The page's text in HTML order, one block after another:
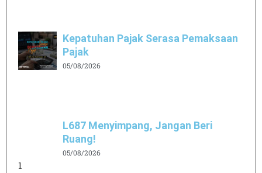
Kepatuhan Pajak Serasa Pemaksaan
Pajak
05/08/2026
L687 Menyimpang, Jangan Beri
Ruang!
05/08/2026
1